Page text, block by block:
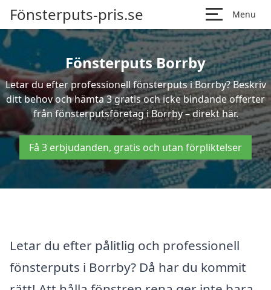
Fönsterputs-pris.se Menu
Fönsterputs Borrby
Letar du efter professionell fönsterputs i Borrby? Beskriv
ditt behov och hämta 3 gratis och icke bindande offerter
från fönsterputsföretag i Borrby – direkt här.
Få 3 erbjudanden, gratis och utan förpliktelser
Letar du efter pålitlig och professionell
fönsterputs i Borrby? Då har du kommit